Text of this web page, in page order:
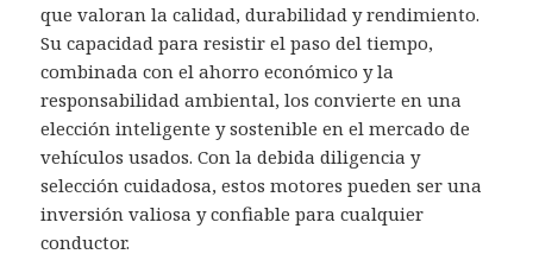
que valoran la calidad, durabilidad y rendimiento.
Su capacidad para resistir el paso del tiempo,
combinada con el ahorro económico y la
responsabilidad ambiental, los convierte en una
elección inteligente y sostenible en el mercado de
vehículos usados. Con la debida diligencia y
selección cuidadosa, estos motores pueden ser una
inversión valiosa y confiable para cualquier
conductor.